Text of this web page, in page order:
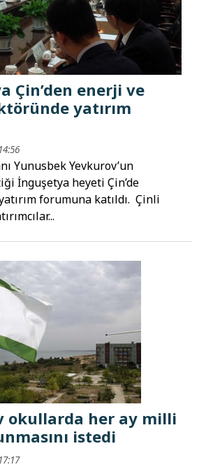
Çin’den enerji ve
yatırım
Yunusbek Yevkurov’un
İnguşetya heyeti Çin’de
forumuna katıldı. Çinli
okullarda her ay milli
istedi